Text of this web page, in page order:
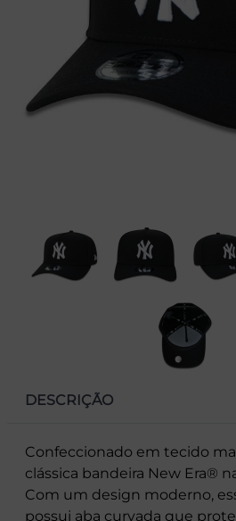
DESCRIÇÃO
Confeccionado em tecido
clássica bandeira New Era®
Com um design moderno,
possui aba curvada que